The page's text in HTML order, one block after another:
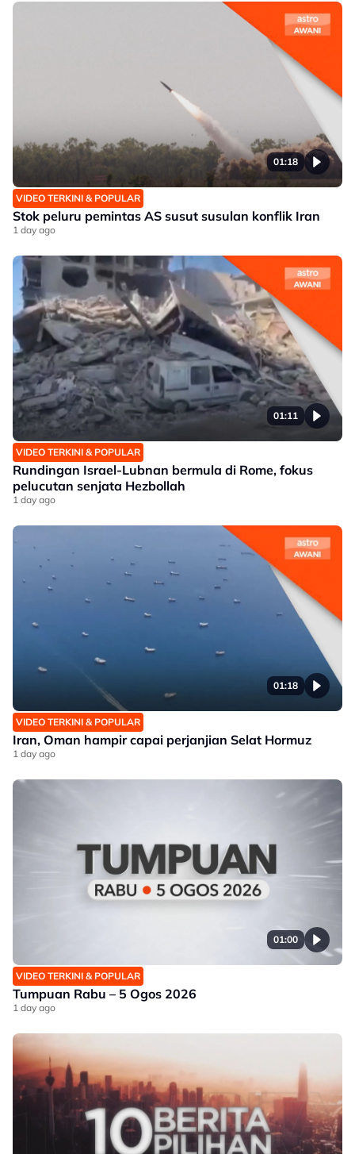
01:18
VIDEO TERKINI & POPULAR
Stok peluru pemintas AS susut susulan konflik Iran
1 day ago
01:11
VIDEO TERKINI & POPULAR
Rundingan Israel-Lubnan bermula di Rome, fokus
pelucutan senjata Hezbollah
1 day ago
01:18
VIDEO TERKINI & POPULAR
Iran, Oman hampir capai perjanjian Selat Hormuz
1 day ago
01:00
VIDEO TERKINI & POPULAR
Tumpuan Rabu – 5 Ogos 2026
1 day ago